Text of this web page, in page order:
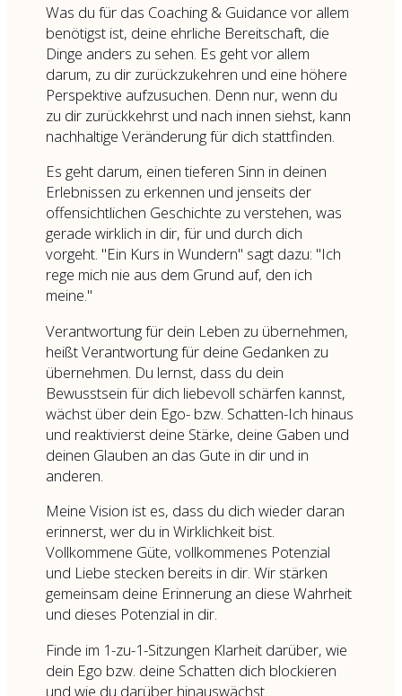
Was du für das Coaching & Guidance vor allem
benötigst ist, deine ehrliche Bereitschaft, die
Dinge anders zu sehen. Es geht vor allem
darum, zu dir zurückzukehren und eine höhere
Perspektive aufzusuchen. Denn nur, wenn du
zu dir zurückkehrst und nach innen siehst, kann
nachhaltige Veränderung für dich stattfinden.
Es geht darum, einen tieferen Sinn in deinen
Erlebnissen zu erkennen und jenseits der
offensichtlichen Geschichte zu verstehen, was
gerade wirklich in dir, für und durch dich
vorgeht. "Ein Kurs in Wundern" sagt dazu: "Ich
rege mich nie aus dem Grund auf, den ich
meine."
Verantwortung für dein Leben zu übernehmen,
heißt Verantwortung für deine Gedanken zu
übernehmen. Du lernst, dass du dein
Bewusstsein für dich liebevoll schärfen kannst,
wächst über dein Ego- bzw. Schatten-Ich hinaus
und reaktivierst deine Stärke, deine Gaben und
deinen Glauben an das Gute in dir und in
anderen.
Meine Vision ist es, dass du dich wieder daran
erinnerst, wer du in Wirklichkeit bist.
Vollkommene Güte, vollkommenes Potenzial
und Liebe stecken bereits in dir. Wir stärken
gemeinsam deine Erinnerung an diese Wahrheit
und dieses Potenzial in dir.
Finde im 1-zu-1-Sitzungen Klarheit darüber, wie
dein Ego bzw. deine Schatten dich blockieren
und wie du darüber hinauswächst.